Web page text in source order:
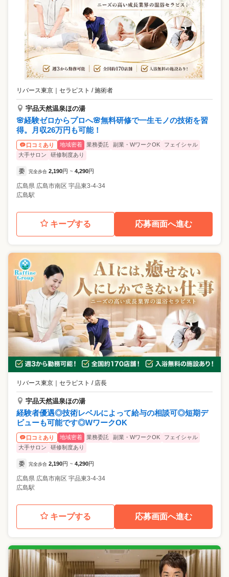
リバース東京 ｜ セラピスト / 施術者
宇品天然温泉ほの湯
🌸経験ゼロからプロへ🌸無料研修で一生モノの技術を習
得。月収26万円も可能！
口コミあり 地域密着 業務委託 副業・WワークOK
フェイシャル
大手サロン
研修制度あり
委 完全歩合 2,190円 ~ 4,290円
広島県 広島市南区 宇品東3-4-34
広島駅
キープする 応募画面へ進む
リバース東京 ｜ セラピスト / 店長
宇品天然温泉ほの湯
経験者優遇◎技術レベルによって給与の相談可◎短期デ
ビューも可能です◎WワークOK
口コミあり 地域密着 業務委託 副業・WワークOK
フェイシャル
大手サロン
研修制度あり
委 完全歩合 2,190円 ~ 4,290円
広島県 広島市南区 宇品東3-4-34
広島駅
キープする 応募画面へ進む